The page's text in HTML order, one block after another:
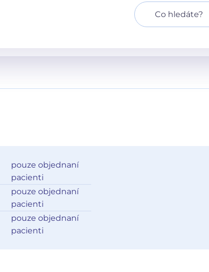
pouze objednaní
pacienti
pouze objednaní
pacienti
pouze objednaní
pacienti